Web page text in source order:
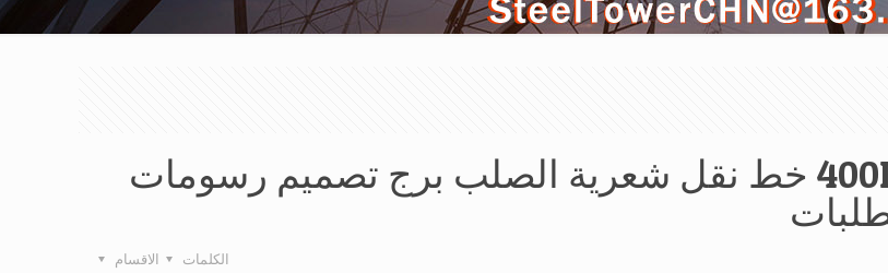
400KV خط نقل شعرية الصلب برج تصميم رسومات
الاقسام الكلمات